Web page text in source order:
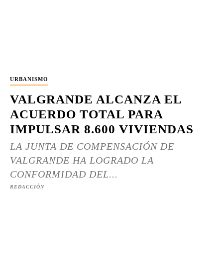
URBANISMO
VALGRANDE ALCANZA EL
ACUERDO TOTAL PARA
IMPULSAR 8.600 VIVIENDAS
LA JUNTA DE COMPENSACIÓN DE
VALGRANDE HA LOGRADO LA
CONFORMIDAD DEL...
REDACCIÓN